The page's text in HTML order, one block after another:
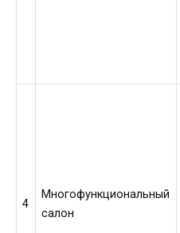
4
Многофункциональный
салон